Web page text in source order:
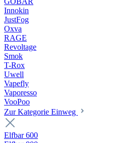
Innokin
JustFog
Oxva
RAGE
Revoltage
Smok
T-Rox
Uwell
Vapefly
Vaporesso
VooPoo
Zur Kategorie Einweg
Elfbar 600